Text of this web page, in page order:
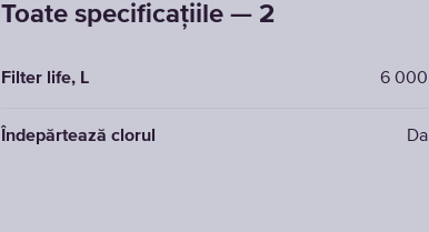
Toate specificațiile — 2
Filter life, L 6 000
Îndepărtează clorul Da